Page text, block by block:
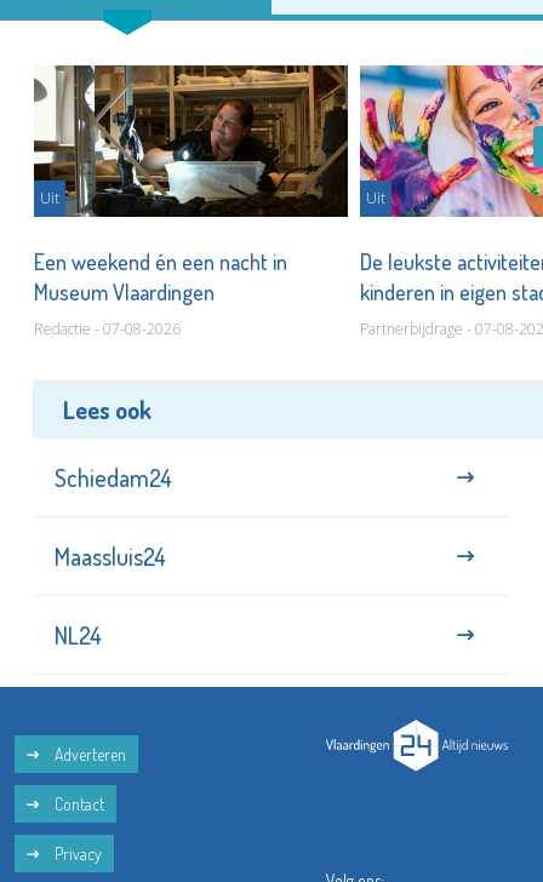
Uit
Een weekend én een nacht in
Museum Vlaardingen
Redactie - 07-08-2026
Uit
De leukste
kinderen in eigen
Partnerbijdrage - 07-08-
Lees ook
Schiedam24
Maassluis24
NL24
Adverteren
Contact
Privacy